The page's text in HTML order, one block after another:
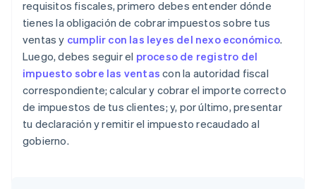
Colorado
Connecticut
Distrito de Columbia
Florida
Georgia
requisitos fiscales, primero debes entender dónde
tienes la obligación de cobrar impuestos sobre tus
ventas y cumplir con las leyes del nexo económico.
Luego, debes seguir el proceso de registro del
impuesto sobre las ventas con la autoridad fiscal
correspondiente; calcular y cobrar el importe correcto
de impuestos de tus clientes; y, por último, presentar
tu declaración y remitir el impuesto recaudado al
gobierno.